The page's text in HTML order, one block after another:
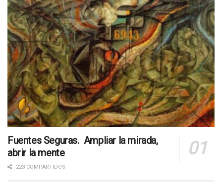
Fuentes Seguras. Ampliar la mirada,
abrir la mente
223 COMPARTIDOS